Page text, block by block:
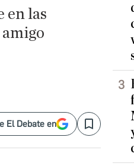
en las
El Debate en Save